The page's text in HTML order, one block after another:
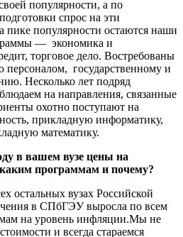
популярности, а по
спрос на эти
популярности остаются наши
— экономика и
торговое дело. Востребованы
государственному и
Несколько лет подряд
на направления, связанные
охотно поступают на
прикладную информатику,
математику.
в вашем вузе цены на
программам и почему?
остальных вузах Российской
в СПбГЭУ выросла по всем
на уровень инфляции.Мы не
и всегда стараемся